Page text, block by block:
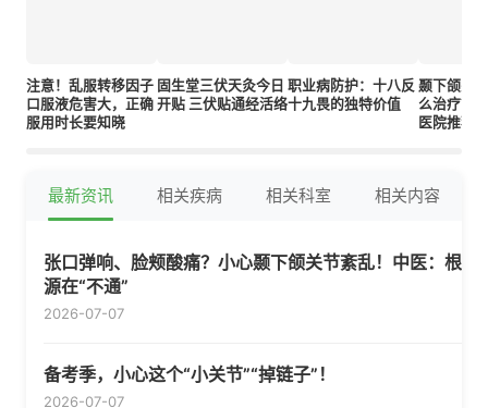
注意！乱服转移因子
口服液危害大，正确
服用时长要知晓
固生堂三伏天灸今日
开贴 三伏贴通经活络
职业病防护：十八反
十九畏的独特价值
颞下颌关
么治疗？
医院推荐？
最新资讯 相关疾病 相关科室 相关内容
张口弹响、脸颊酸痛？小心颞下颌关节紊乱！中医：根
源在“不通”
2026-07-07
备考季，小心这个“小关节”“掉链子”！
2026-07-07